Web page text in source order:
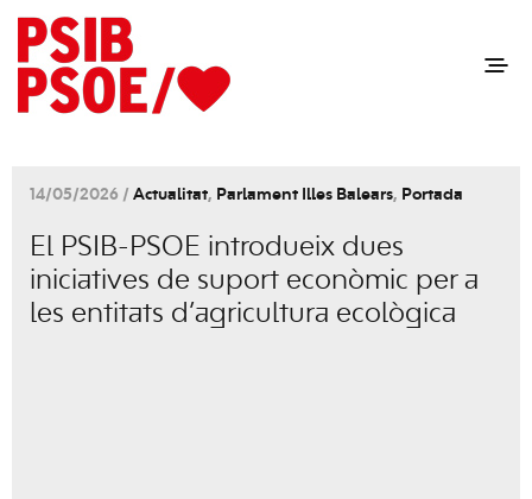
14/05/2026 / Actualitat, Parlament Illes Balears, Portada
El PSIB-PSOE introdueix dues
iniciatives de suport econòmic per a
les entitats d’agricultura ecològica